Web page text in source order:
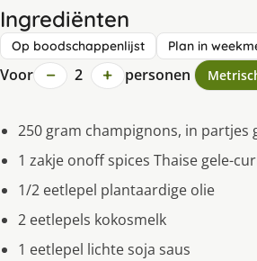
Ingrediënten
Op boodschappenlijst Plan in
Voor − 2 + personen
250 gram champignons, in partjes
1 zakje onoff spices Thaise gele-
1/2 eetlepel plantaardige olie
2 eetlepels kokosmelk
1 eetlepel lichte soja saus